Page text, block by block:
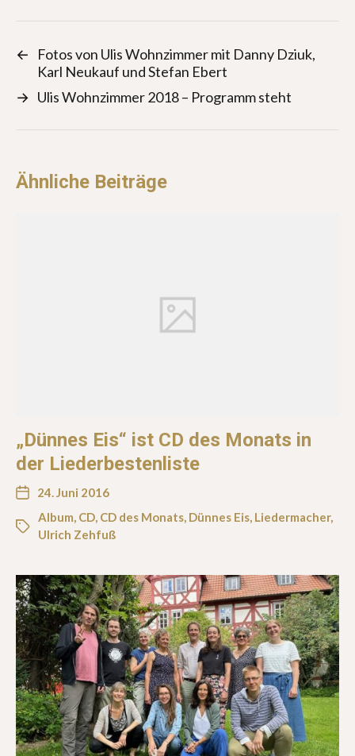
←
Fotos von Ulis Wohnzimmer mit Danny Dziuk,
Karl Neukauf und Stefan Ebert
→ Ulis Wohnzimmer 2018 – Programm steht
Ähnliche Beiträge
„Dünnes Eis“ ist CD des Monats in
der Liederbestenliste
24. Juni 2016
Album CD CD des Monats Dünnes Eis Liedermacher,
Ulrich Zehfuß